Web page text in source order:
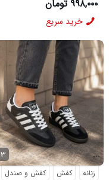
۹۹۸,۰۰۰ تومان
خرید سریع
۳ ...
زنانه کفش کفش و صندل